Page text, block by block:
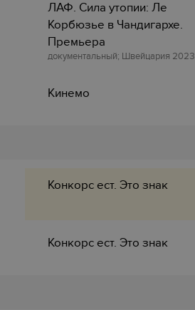
ЛАФ. Сила утопии: Ле
Корбюзье в Чандигархе.
Премьера
документальный; Швейцария 2023
Кинемо
Конкорс ест. Это знак
Конкорс ест. Это знак